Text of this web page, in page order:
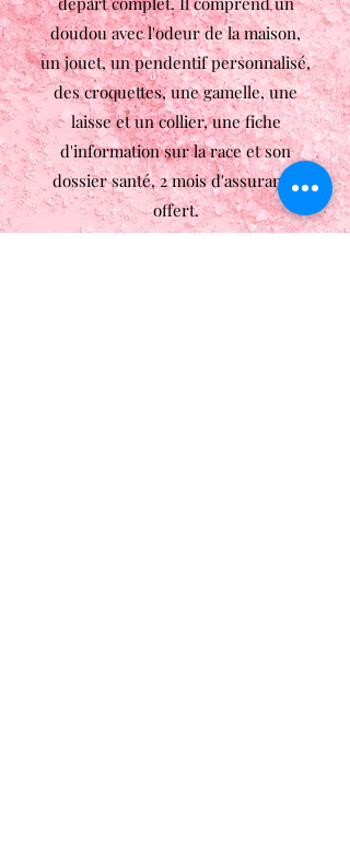
doudou avec l'odeur de la maison,
un jouet, un pendentif personnalisé,
des croquettes, une gamelle, une
laisse et un collier, une fiche
d'information sur la race et son
dossier santé, 2 mois d'assurance
offert.